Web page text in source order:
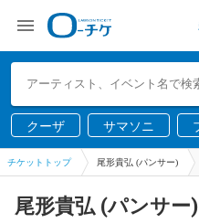
クーザ サマソニ
チケットトップ 尾形貴弘 (パンサー)
尾形貴弘 (パンサー)